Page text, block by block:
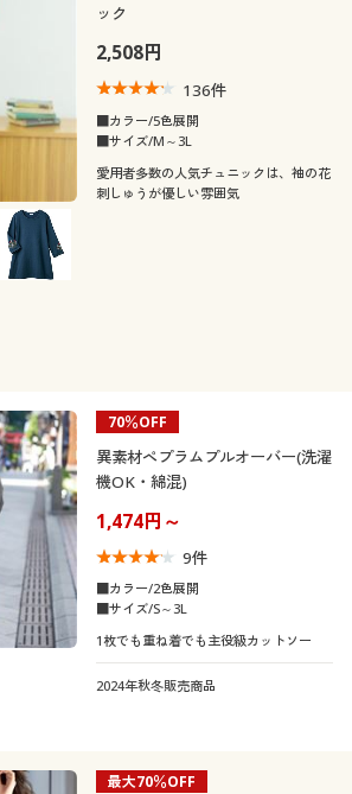
ック
2,508円
136件
■カラー/5色展開
■サイズ/M～3L
愛用者多数の人気チュニックは、袖の花
刺しゅうが優しい雰囲気
70％OFF
異素材ペプラムプルオーバー(洗濯
機OK・綿混)
1,474円～
9件
■カラー/2色展開
■サイズ/S～3L
1枚でも重ね着でも主役級カットソー
2024年秋冬販売商品
最大70％OFF